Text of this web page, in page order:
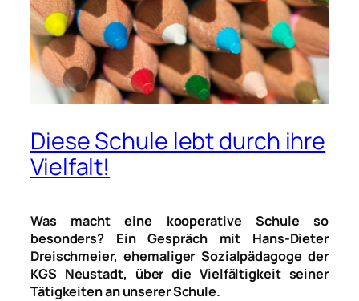
Diese Schule lebt durch ihre
Vielfalt!
Was macht eine kooperative Schule so
besonders? Ein Gespräch mit Hans-Dieter
Dreischmeier, ehemaliger Sozialpädagoge der
KGS Neustadt, über die Vielfältigkeit seiner
Tätigkeiten an unserer Schule.